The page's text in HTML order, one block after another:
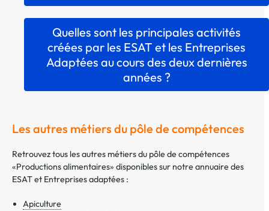
Quelles sont les principales activités
créées par les ESAT et les Entreprises
Adaptées au cours des deux dernières
années ?
Les autres métiers du pôle de compétences
Retrouvez tous les autres métiers du pôle de compétences
«Productions alimentaires» disponibles sur notre annuaire des
ESAT et Entreprises adaptées :
Apiculture